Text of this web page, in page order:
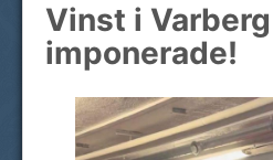
Vinst i
imponerade!